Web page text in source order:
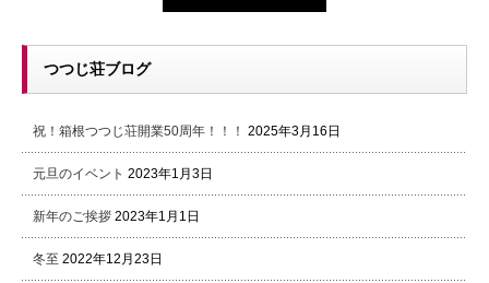
つつじ荘ブログ
祝！箱根つつじ荘開業50周年！！！ 2025年3月16日
元旦のイベント 2023年1月3日
新年のご挨拶 2023年1月1日
冬至 2022年12月23日